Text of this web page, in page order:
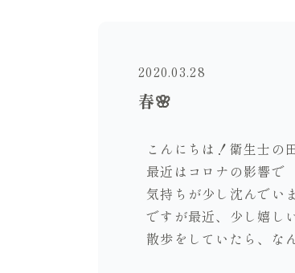
2020.03.28
春🌸
こんにちは！衛生士の
最近はコロナの影響で
気持ちが少し沈んでい
ですが最近、少し嬉し
散歩をしていたら、な